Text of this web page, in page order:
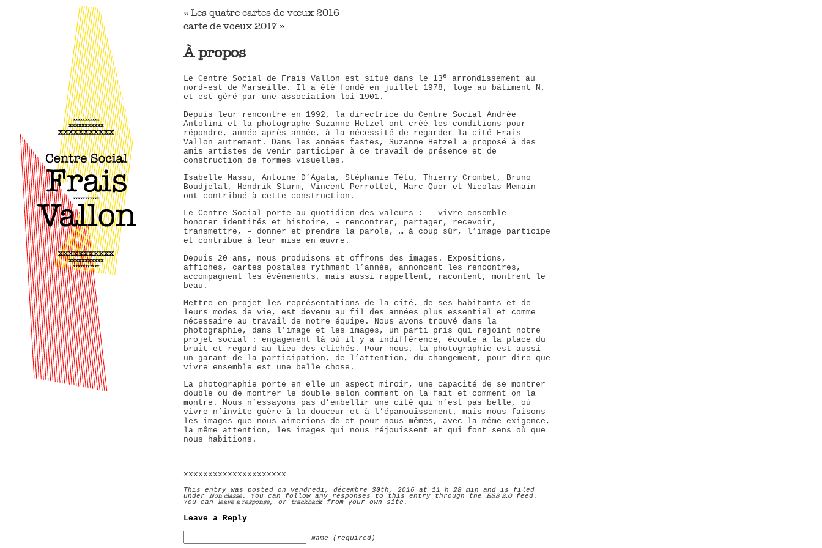
« Les quatre cartes de vœux 2016
carte de voeux 2017 »
À propos
Le Centre Social de Frais Vallon est situé dans le 13e
arrondissement au
nord-est de Marseille. Il a été fondé en juillet 1978, loge au bâtiment N,
et est géré par une association loi 1901.
Depuis leur rencontre en 1992, la directrice du Centre Social Andrée
Antolini et la photographe Suzanne Hetzel ont créé les conditions pour
répondre, année après année, à la nécessité de regarder la cité Frais
Vallon autrement. Dans les années fastes, Suzanne Hetzel a proposé à des
amis artistes de venir participer à ce travail de présence et de
construction de formes visuelles.
Isabelle Massu, Antoine D’Agata, Stéphanie Tétu, Thierry Crombet, Bruno
Boudjelal, Hendrik Sturm, Vincent Perrottet, Marc Quer et Nicolas Memain
ont contribué à cette construction.
Le Centre Social porte au quotidien des valeurs : – vivre ensemble –
honorer identités et histoire, – rencontrer, partager, recevoir,
transmettre, – donner et prendre la parole, … à coup sûr, l’image participe
et contribue à leur mise en œuvre.
Depuis 20 ans, nous produisons et offrons des images. Expositions,
affiches, cartes postales rythment l’année, annoncent les rencontres,
accompagnent les événements, mais aussi rappellent, racontent, montrent le
beau.
Mettre en projet les représentations de la cité, de ses habitants et de
leurs modes de vie, est devenu au fil des années plus essentiel et comme
nécessaire au travail de notre équipe. Nous avons trouvé dans la
photographie, dans l’image et les images, un parti pris qui rejoint notre
projet social : engagement là où il y a indifférence, écoute à la place du
bruit et regard au lieu des clichés. Pour nous, la photographie est aussi
un garant de la participation, de l’attention, du changement, pour dire que
vivre ensemble est une belle chose.
La photographie porte en elle un aspect miroir, une capacité de se montrer
double ou de montrer le double selon comment on la fait et comment on la
montre. Nous n’essayons pas d’embellir une cité qui n’est pas belle, où
vivre n’invite guère à la douceur et à l’épanouissement, mais nous faisons
les images que nous aimerions de et pour nous-mêmes, avec la même exigence,
la même attention, les images qui nous réjouissent et qui font sens où que
nous habitions.
xxxxxxxxxxxxxxxxxxxxx
This entry was posted on vendredi, décembre 30th, 2016 at 11 h 28 min and is filed
under Non classé. You can follow any responses to this entry through the RSS 2.0feed.
You can leave a response, or trackbackfrom your own site.
Leave a Reply
Name (required)